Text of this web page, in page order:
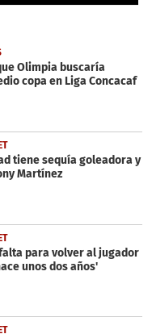
Olimpia buscaría
copa en Liga Concacaf
tiene sequía goleadora y
Martínez
para volver al jugador
unos dos años'